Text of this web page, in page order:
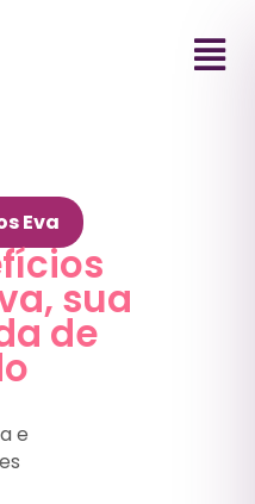
Eva
sua
de
e